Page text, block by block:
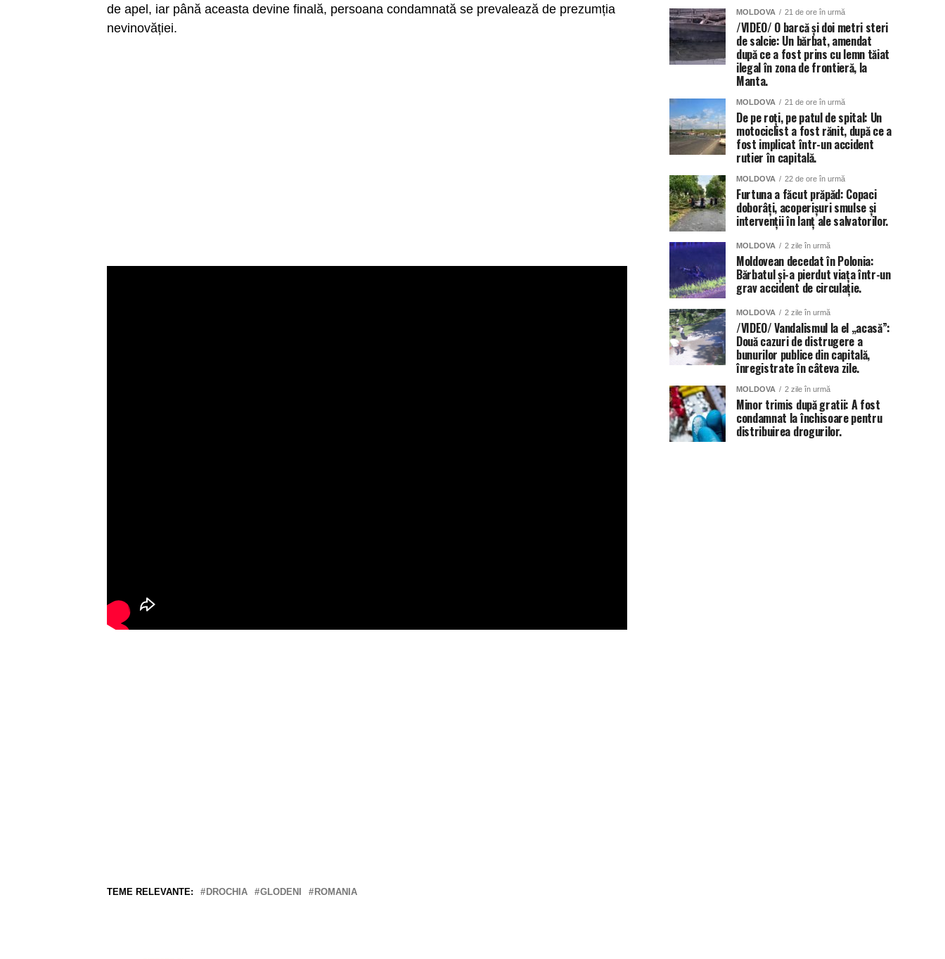
de apel, iar până aceasta devine finală, persoana condamnată se prevalează de prezumția
nevinovăției.
TEME RELEVANTE: DROCHIA GLODENI ROMANIA
MOLDOVA 21 de ore în urmă
/VIDEO/ O barcă și doi metri steri
de salcie: Un bărbat, amendat
după ce a fost prins cu lemn tăiat
ilegal în zona de frontieră, la
Manta.
MOLDOVA 21 de ore în urmă
De pe roți, pe patul de spital: Un
motociclist a fost rănit, după ce a
fost implicat într-un accident
rutier în capitală.
MOLDOVA 22 de ore în urmă
Furtuna a făcut prăpăd: Copaci
doborâți, acoperișuri smulse și
intervenții în lanț ale salvatorilor.
MOLDOVA 2 zile în urmă
Moldovean decedat în Polonia:
Bărbatul și-a pierdut viața într-un
grav accident de circulație.
MOLDOVA 2 zile în urmă
/VIDEO/ Vandalismul la el „acasă”:
Două cazuri de distrugere a
bunurilor publice din capitală,
înregistrate în câteva zile.
MOLDOVA 2 zile în urmă
Minor trimis după gratii: A fost
condamnat la închisoare pentru
distribuirea drogurilor.